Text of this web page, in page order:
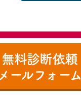
無料診断依頼
メールフォーム